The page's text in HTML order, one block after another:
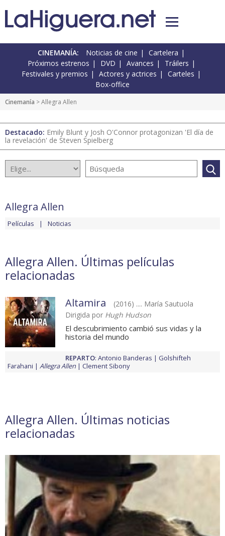
CINEMANÍA: Noticias de cine
Cartelera
Próximos estrenos
DVD Avances
Tráilers
Festivales y premios
Actores y actrices
Carteles
Box-office
Cinemanía > Allegra Allen
Destacado: Emily Blunt y Josh O'Connor protagonizan 'El día de
la revelación' de Steven Spielberg
Allegra Allen
Películas Noticias
Allegra Allen. Últimas películas
relacionadas
Altamira
(2016) .... María Sautuola
Dirigida por Hugh Hudson
El descubrimiento cambió sus vidas y la
historia del mundo
REPARTO: Antonio Banderas
Golshifteh
Farahani
Allegra Allen Clement Sibony
Allegra Allen. Últimas noticias
relacionadas